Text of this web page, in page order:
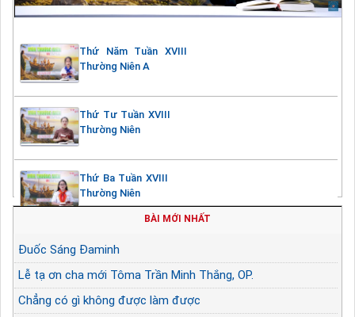
Thứ Năm Tuần XVIII
Thường Niên A
Thứ Tư Tuần XVIII
Thường Niên
Thứ Ba Tuần XVIII
Thường Niên
BÀI MỚI NHẤT
Đuốc Sáng Đaminh
Lễ tạ ơn cha mới Tôma Trần Minh Thắng, OP.
Chẳng có gì không được làm được